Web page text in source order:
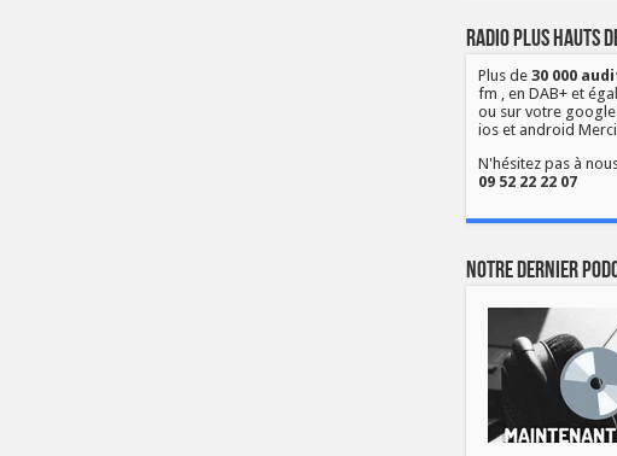
Radio Plus Hauts
Plus de 30 000
fm , en DAB+ et
ou sur votre
ios et android Merci
N'hésitez pas à
09 52 22 22 07
Notre dernier